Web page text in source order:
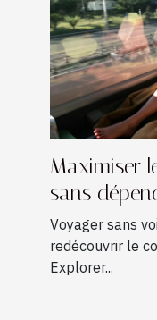
Maximiser
sans
Voyager sans
redécouvrir le
Explorer...